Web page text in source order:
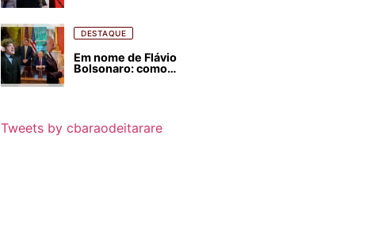
DESTAQUE
Em nome de Flávio
Bolsonaro: como
Tweets by cbaraodeitarare